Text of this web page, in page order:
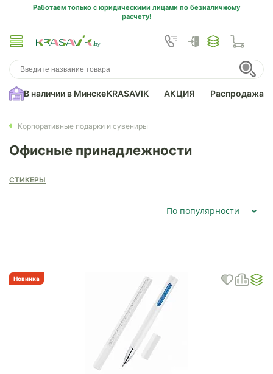
Работаем только с юридическими лицами по безналичному
расчету!
В наличии в МинскеKRASAVIK АКЦИЯ Распродажа
Корпоративные подарки и сувениры
Офисные принадлежности
СТИКЕРЫ
По популярности
Новинка